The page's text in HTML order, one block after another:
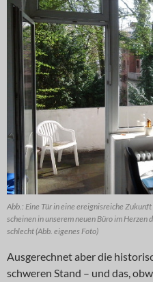
Abb.: Eine Tür in eine ereignisreiche
scheinen in unserem neuen Büro im
schlecht (Abb. eigenes Foto)
Ausgerechnet aber die
schweren Stand – und das,